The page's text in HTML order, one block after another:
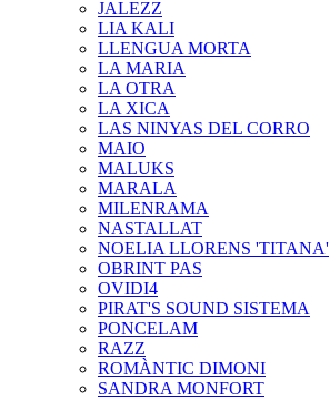
JALEZZ
LIA KALI
LLENGUA MORTA
LA MARIA
LA OTRA
LA XICA
LAS NINYAS DEL CORRO
MAIO
MALUKS
MARALA
MILENRAMA
NASTALLAT
NOELIA LLORENS 'TITANA'
OBRINT PAS
OVIDI4
PIRAT'S SOUND SISTEMA
PONCELAM
RAZZ
ROMÀNTIC DIMONI
SANDRA MONFORT